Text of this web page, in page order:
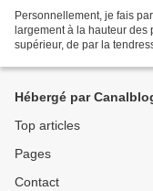
Personnellement, je fais
largement à la hauteur
supérieur, de par la
Hébergé par
Top articles
Pages
Contact